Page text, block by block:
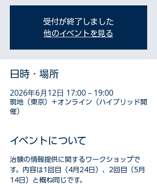
受付が終了しました
他のイベントを見る
日時・場所
2026年6月12日 17:00 – 19:00
現地（東京）＋オンライン（ハイブリッド開
催）
イベントについて
治験の情報提供に関するワークショップで
す。内容は1回目（4月24日）、2回目（5月
14日）と概ね同じです。